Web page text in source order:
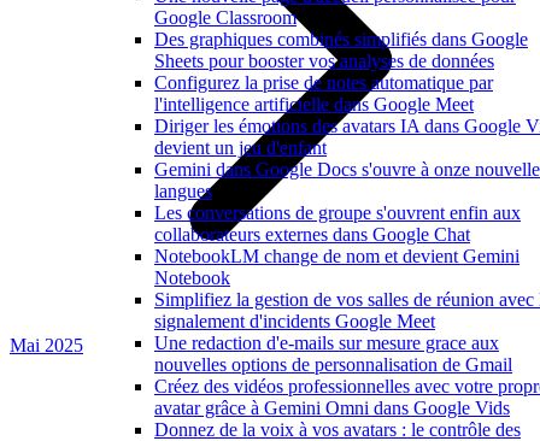
Google Classroom
Des graphiques combinés simplifiés dans Google
Sheets pour booster vos analyses de données
Configurez la prise de notes automatique par
l'intelligence artificielle dans Google Meet
Diriger les émotions des avatars IA dans Google
devient un jeu d'enfant
Gemini dans Google Docs s'ouvre à onze
langues
Les conversations de groupe s'ouvrent enfin aux
collaborateurs externes dans Google Chat
NotebookLM change de nom et devient Gemini
Notebook
Simplifiez la gestion de vos salles de réunion avec
signalement d'incidents Google Meet
Une redaction d'e-mails sur mesure grace aux
nouvelles options de personnalisation de Gmail
Créez des vidéos professionnelles avec votre
avatar grâce à Gemini Omni dans Google Vids
Donnez de la voix à vos avatars : le contrôle des
Mai 2025